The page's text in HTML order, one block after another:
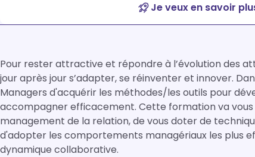
Je veux en savoir
Pour rester attractive et répondre à l’évolution des
jour après jour s’adapter, se réinventer et innover.
Managers d'acquérir les méthodes/les outils pour
accompagner efficacement. Cette formation va
management de la relation, de vous doter de
d'adopter les comportements managériaux les plus
dynamique collaborative.